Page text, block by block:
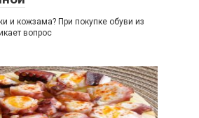
и кожзама? При покупке обуви из
вопрос